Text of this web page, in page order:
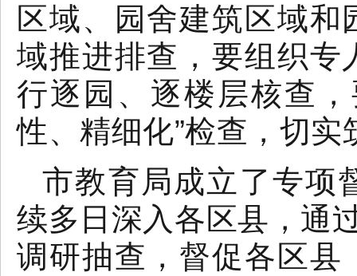
区域、园舍建筑区域
域推进排查，要组织专
行逐园、逐楼层核查
性、精细化”检查，切
市教育局成立了专项
续多日深入各区县，通
调研抽查，督促各区县